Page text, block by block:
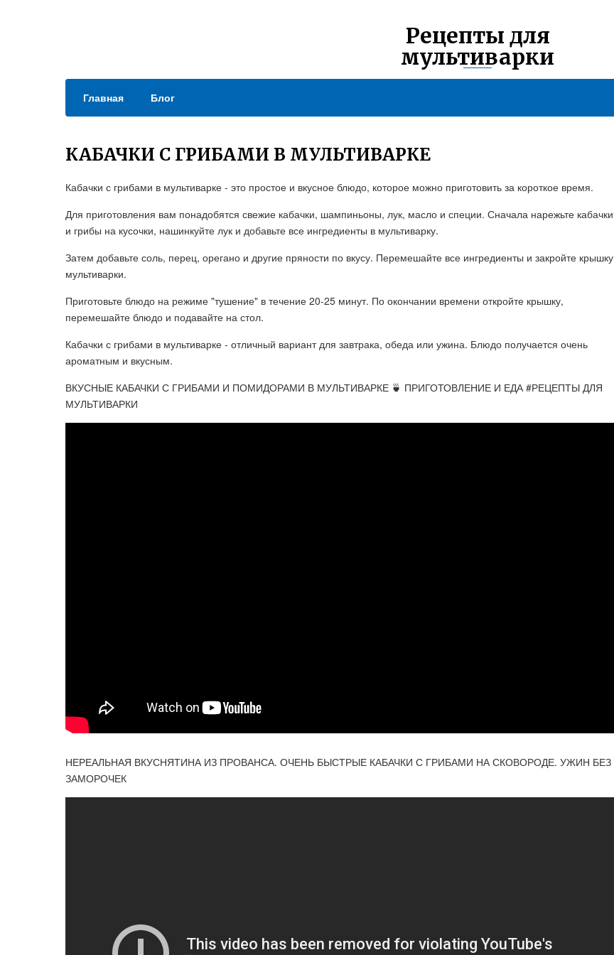
Рецепты для
мультиварки
Главная Блог
КАБАЧКИ С ГРИБАМИ В МУЛЬТИВАРКЕ
Кабачки с грибами в мультиварке - это простое и вкусное блюдо, которое можно приготовить за короткое время.
Для приготовления вам понадобятся свежие кабачки, шампиньоны, лук, масло и специи. Сначала нарежьте кабачки
и грибы на кусочки, нашинкуйте лук и добавьте все ингредиенты в мультиварку.
Затем добавьте соль, перец, орегано и другие пряности по вкусу. Перемешайте все ингредиенты и закройте крышку
мультиварки.
Приготовьте блюдо на режиме "тушение" в течение 20-25 минут. По окончании времени откройте крышку,
перемешайте блюдо и подавайте на стол.
Кабачки с грибами в мультиварке - отличный вариант для завтрака, обеда или ужина. Блюдо получается очень
ароматным и вкусным.
ВКУСНЫЕ КАБАЧКИ С ГРИБАМИ И ПОМИДОРАМИ В МУЛЬТИВАРКЕ 🍵 ПРИГОТОВЛЕНИЕ И ЕДА #РЕЦЕПТЫ ДЛЯ
МУЛЬТИВАРКИ
НЕРЕАЛЬНАЯ ВКУСНЯТИНА ИЗ ПРОВАНСА. ОЧЕНЬ БЫСТРЫЕ КАБАЧКИ С ГРИБАМИ НА СКОВОРОДЕ. УЖИН БЕЗ
ЗАМОРОЧЕК